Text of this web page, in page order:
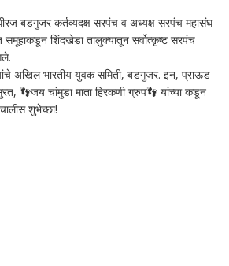
बडगुजर कर्तव्यदक्ष सरपंच व अध्यक्ष सरपंच महासंघ
समूहाकडून शिंदखेडा तालुक्यातून सर्वोत्कृष्ट सरपंच
अखिल भारतीय युवक समिती, बडगुजर. इन, प्राऊड
👣जय चांमुडा माता हिरकणी ग्रुप👣 यांच्या कडून
शुभेच्छा!